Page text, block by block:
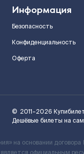
Информация
Безопасность
Конфиденциальность
Оферта
© 2011–2026
Дешёвые билеты на
на основании